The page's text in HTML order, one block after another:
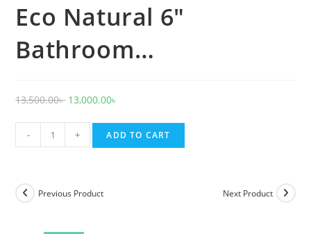
Eco Natural 6"
Bathroom…
13,500.00৳ Original
was:
13,500.00৳ .
13,000.00৳
is:
13,000.00৳ .
Natural
- + ADD TO CART
Previous Product Next Product